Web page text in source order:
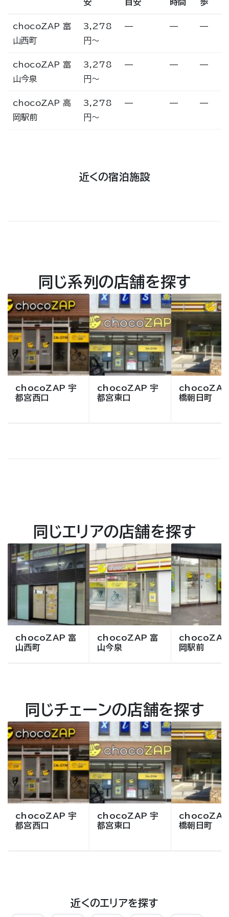
安 目安 時間 歩
chocoZAP 富
山西町
3,278
円〜
— — —
chocoZAP 富
山今泉
3,278
円〜
— — —
chocoZAP 高
岡駅前
3,278
円〜
— — —
近くの宿泊施設
同じ系列の店舗を探す
chocoZAP 宇
都宮西口
chocoZAP 宇
都宮東口
chocoZAP
橋朝日町
同じエリアの店舗を探す
chocoZAP 富
山西町
chocoZAP 富
山今泉
chocoZAP
岡駅前
同じチェーンの店舗を探す
chocoZAP 宇
都宮西口
chocoZAP 宇
都宮東口
chocoZAP
橋朝日町
近くのエリアを探す